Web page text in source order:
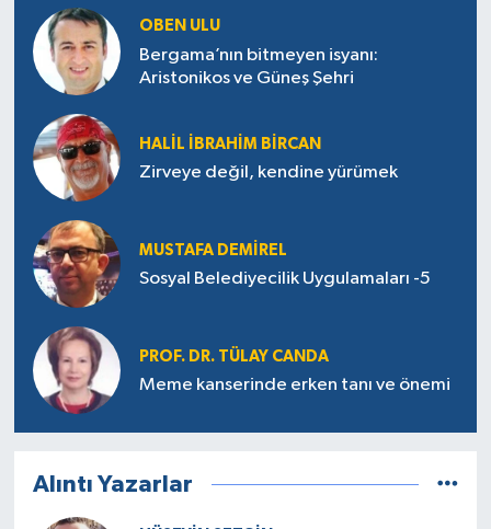
OBEN ULU
Bergama’nın bitmeyen isyanı:
Aristonikos ve Güneş Şehri
HALIL İBRAHIM BIRCAN
Zirveye değil, kendine yürümek
MUSTAFA DEMIREL
Sosyal Belediyecilik Uygulamaları -5
PROF. DR. TÜLAY CANDA
Meme kanserinde erken tanı ve önemi
Alıntı Yazarlar